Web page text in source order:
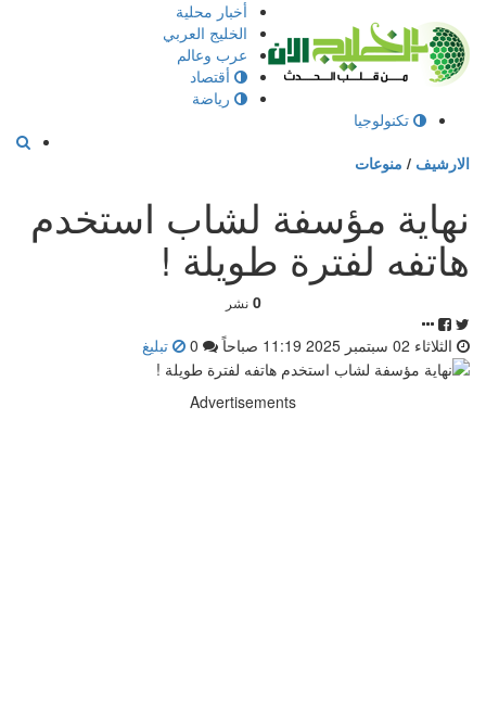
الى
المحتوى
أخبار محلية
الخليج العربي
عرب وعالم
أقتصاد
رياضة
تكنولوجيا
الارشيف / منوعات
نهاية مؤسفة لشاب استخدم
هاتفه لفترة طويلة !
0 نشر
الثلاثاء 02 سبتمبر 2025 11:19 صباحاً تبليغ
Advertisements